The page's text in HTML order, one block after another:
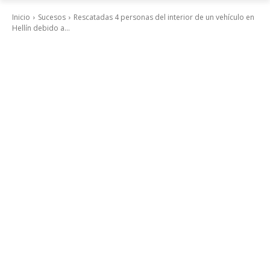
Inicio Sucesos
Rescatadas 4 personas del interior de un vehículo en
Hellín debido a...